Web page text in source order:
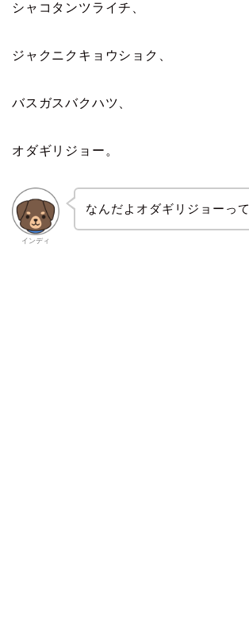
シャコタンツライチ、
ジャクニクキョウショク、
バスガスバクハツ、
オダギリジョー。
インディ
なんだよオダギリジョーって